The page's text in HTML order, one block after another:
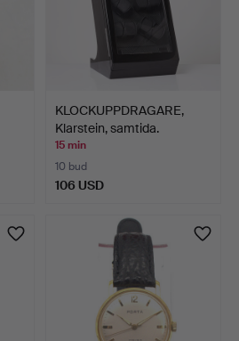
KLOCKUPPDRAGARE,
Klarstein, samtida.
15 min
10 bud
106 USD